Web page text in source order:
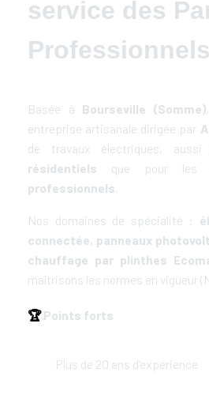
service des
Professionnels
Basée à Bourseville (Somme)
entreprise artisanale dirigée par
de travaux électriques,
résidentiels que pour les
professionnels
Nos domaines de spécialité :
connectée, panneaux
chauffage par plinthes
maîtrisons les normes en vigueur
🏆 Points forts
Plus de 20 ans d'expérience